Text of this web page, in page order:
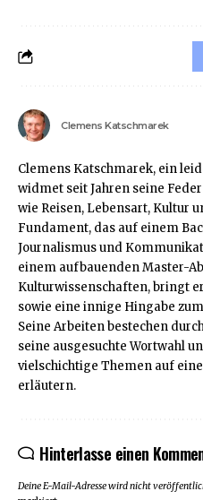
Clemens Katschmarek
Clemens Katschmarek, ein
widmet seit Jahren seine
wie Reisen, Lebensart, Kultur
Fundament, das auf einem
Journalismus und
einem aufbauenden Master-
Kulturwissenschaften, bringt
sowie eine innige Hingabe
Seine Arbeiten bestechen
seine ausgesuchte Wortwahl
vielschichtige Themen auf
erläutern.
Hinterlasse einen
Deine E-Mail-Adresse wird nicht